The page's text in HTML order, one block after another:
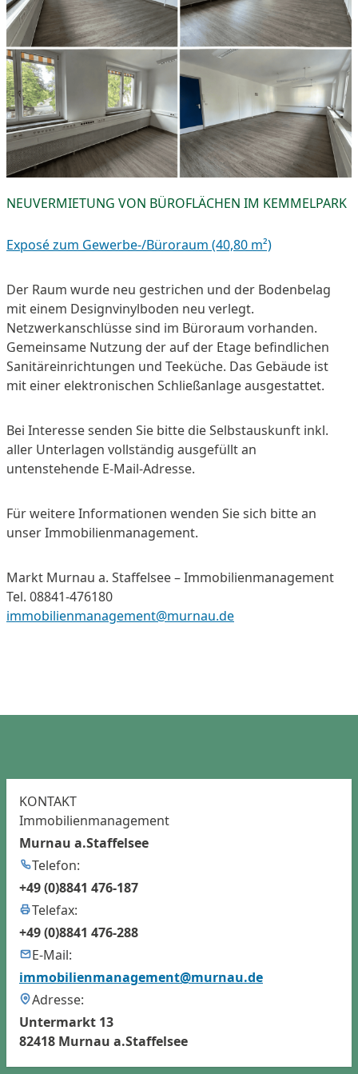
NEUVERMIETUNG VON BÜROFLÄCHEN IM KEMMELPARK
Exposé zum Gewerbe-/Büroraum (40,80 m²)
Der Raum wurde neu gestrichen und der Bodenbelag
mit einem Designvinylboden neu verlegt.
Netzwerkanschlüsse sind im Büroraum vorhanden.
Gemeinsame Nutzung der auf der Etage befindlichen
Sanitäreinrichtungen und Teeküche. Das Gebäude ist
mit einer elektronischen Schließanlage ausgestattet.
Bei Interesse senden Sie bitte die Selbstauskunft inkl.
aller Unterlagen vollständig ausgefüllt an
untenstehende E-Mail-Adresse.
Für weitere Informationen wenden Sie sich bitte an
unser Immobilienmanagement.
Markt Murnau a. Staffelsee – Immobilienmanagement
Tel. 08841-476180
immobilienmanagement@murnau.de
KONTAKT
Immobilienmanagement
Murnau a.Staffelsee
Telefon:
+49 (0)8841 476-187
Telefax:
+49 (0)8841 476-288
E-Mail:
immobilienmanagement@murnau.de
Adresse:
Untermarkt 13
82418 Murnau a.Staffelsee